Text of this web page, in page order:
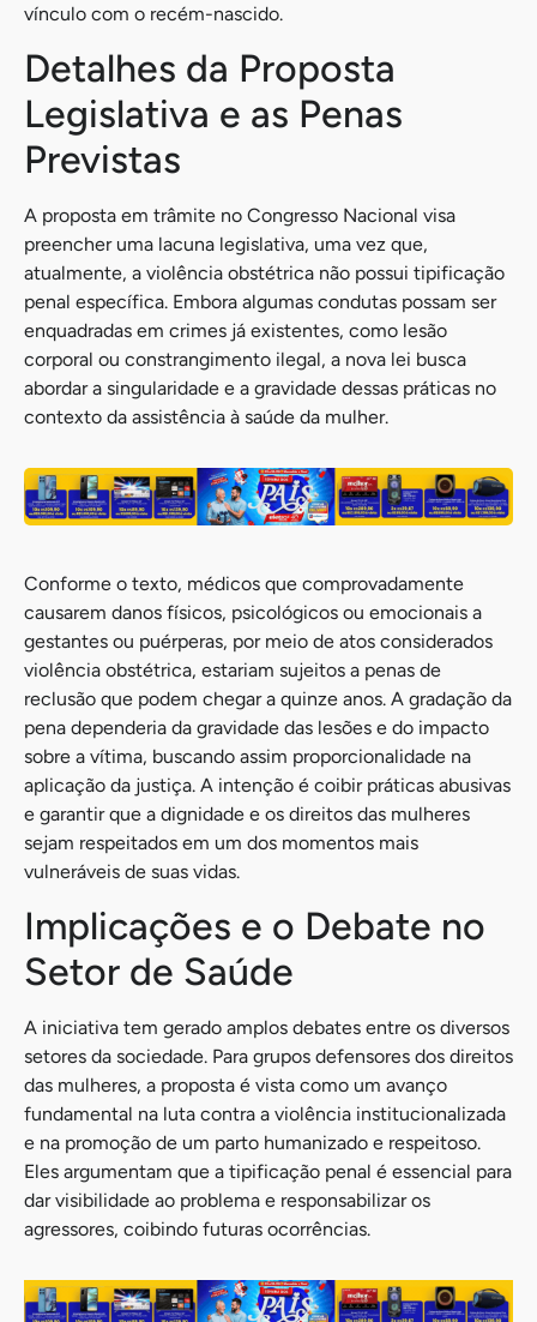
vínculo com o recém-nascido.
Detalhes da Proposta
Legislativa e as Penas
Previstas
A proposta em trâmite no Congresso Nacional visa
preencher uma lacuna legislativa, uma vez que,
atualmente, a violência obstétrica não possui tipificação
penal específica. Embora algumas condutas possam ser
enquadradas em crimes já existentes, como lesão
corporal ou constrangimento ilegal, a nova lei busca
abordar a singularidade e a gravidade dessas práticas no
contexto da assistência à saúde da mulher.
Conforme o texto, médicos que comprovadamente
causarem danos físicos, psicológicos ou emocionais a
gestantes ou puérperas, por meio de atos considerados
violência obstétrica, estariam sujeitos a penas de
reclusão que podem chegar a quinze anos. A gradação da
pena dependeria da gravidade das lesões e do impacto
sobre a vítima, buscando assim proporcionalidade na
aplicação da justiça. A intenção é coibir práticas abusivas
e garantir que a dignidade e os direitos das mulheres
sejam respeitados em um dos momentos mais
vulneráveis de suas vidas.
Implicações e o Debate no
Setor de Saúde
A iniciativa tem gerado amplos debates entre os diversos
setores da sociedade. Para grupos defensores dos direitos
das mulheres, a proposta é vista como um avanço
fundamental na luta contra a violência institucionalizada
e na promoção de um parto humanizado e respeitoso.
Eles argumentam que a tipificação penal é essencial para
dar visibilidade ao problema e responsabilizar os
agressores, coibindo futuras ocorrências.